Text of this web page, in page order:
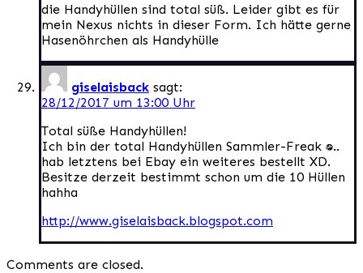
die Handyhüllen sind total süß. Leider gibt es für
mein Nexus nichts in dieser Form. Ich hätte gerne
Hasenöhrchen als Handyhülle
giselaisback sagt:
28/12/2017 um 13:00 Uhr
Total süße Handyhüllen!
Ich bin der total Handyhüllen Sammler-Freak :D..
hab letztens bei Ebay ein weiteres bestellt XD.
Besitze derzeit bestimmt schon um die 10 Hüllen
hahha
http://www.giselaisback.blogspot.com
Comments are closed.